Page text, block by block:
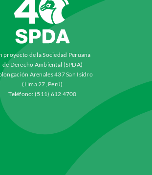
proyecto de la Sociedad Peruana
de Derecho Ambiental (SPDA)
Arenales 437 San Isidro
(Lima 27, Perú)
Teléfono: (511) 612 4700